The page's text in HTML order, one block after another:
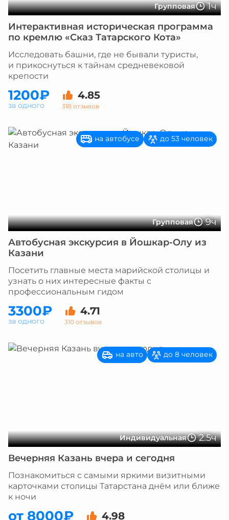
Групповая 1ч
Интерактивная историческая программа
по кремлю «Сказ Татарского Кота»
Исследовать башни, где не бывали туристы,
и прикоснуться к тайнам средневековой
крепости
1200₽ 4.85
318 отзывов
за одного
Групповая 9ч
на автобусе до 53 человек
Автобусная экскурсия в Йошкар-Олу из
Казани
Посетить главные места марийской столицы и
узнать о них интересные факты с
профессиональным гидом
3300₽ 4.71
310 отзывов
за одного
Индивидуальная 2.5ч
на авто до 8 человек
Вечерняя Казань вчера и сегодня
Познакомиться с самыми яркими визитными
карточками столицы Татарстана днём или ближе
к ночи
от 8000₽ 4.98